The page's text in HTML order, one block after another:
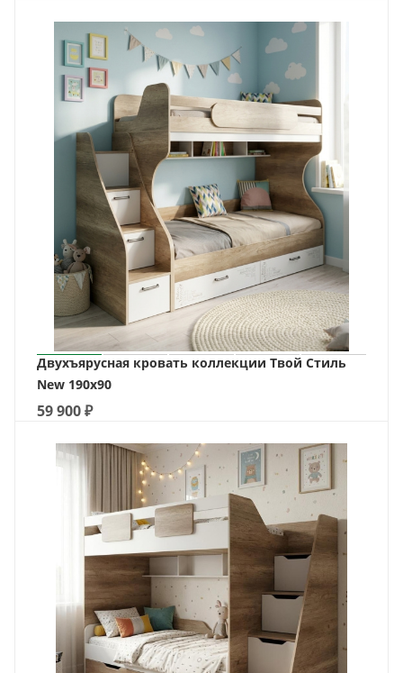
Двухъярусная кровать коллекции Твой Стиль
New 190х90
59 900₽